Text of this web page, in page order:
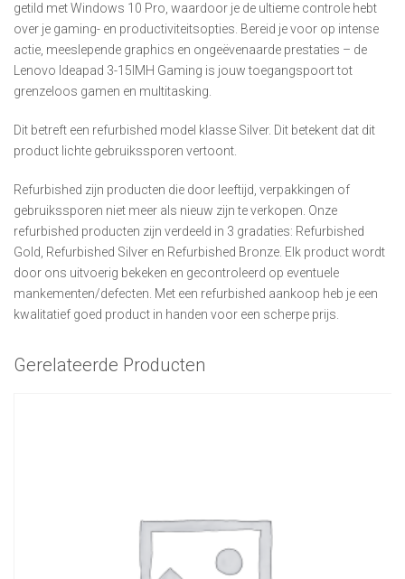
getild met Windows 10 Pro, waardoor je de ultieme controle hebt
over je gaming- en productiviteitsopties. Bereid je voor op intense
actie, meeslepende graphics en ongeëvenaarde prestaties – de
Lenovo Ideapad 3-15IMH Gaming is jouw toegangspoort tot
grenzeloos gamen en multitasking.
Dit betreft een refurbished model klasse Silver. Dit betekent dat dit
product lichte gebruikssporen vertoont.
Refurbished zijn producten die door leeftijd, verpakkingen of
gebruikssporen niet meer als nieuw zijn te verkopen. Onze
refurbished producten zijn verdeeld in 3 gradaties: Refurbished
Gold, Refurbished Silver en Refurbished Bronze. Elk product wordt
door ons uitvoerig bekeken en gecontroleerd op eventuele
mankementen/defecten. Met een refurbished aankoop heb je een
kwalitatief goed product in handen voor een scherpe prijs.
Gerelateerde Producten